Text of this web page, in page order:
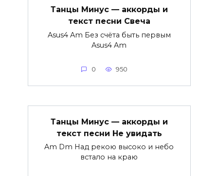
Танцы Минус — аккорды и
текст песни Свеча
Asus4 Am Без счёта быть первым
Asus4 Am
0 950
Танцы Минус — аккорды и
текст песни Не увидать
Am Dm Над рекою высоко и небо
встало на краю